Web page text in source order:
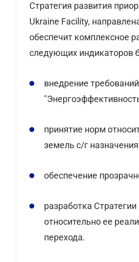
Стратегия развития
Ukraine Facility,
обеспечит комплексное
следующих индикаторов
внедрение
принятие норм
земель с/г
обеспечение
разработка
относительно ее
перехода.